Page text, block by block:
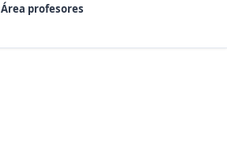
Área profesores